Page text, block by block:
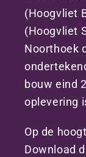
(Hoogvliet
(Hoogvliet
Noorthoek
bouw eind
oplevering
Op de
Download